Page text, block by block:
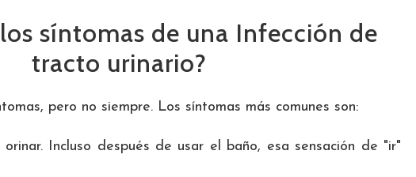
síntomas de una Infección de
tracto urinario?
pero no siempre. Los síntomas más comunes son:
Incluso después de usar el baño, esa sensación de "ir"